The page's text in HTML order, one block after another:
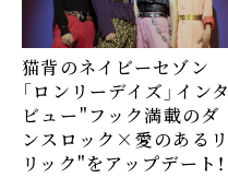
猫背のネイビーセゾン
「ロンリーデイズ」インタ
ビュー――"フック満載のダ
ンスロック×愛のあるリ
リック"をアップデート！